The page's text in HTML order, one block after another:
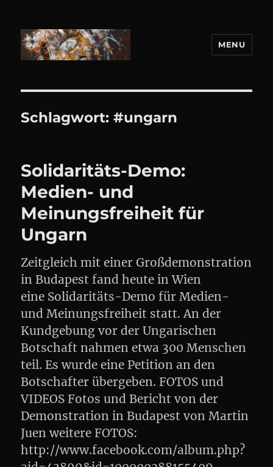
MENU
Schlagwort:#ungarn
Solidaritäts-Demo:
Medien- und
Meinungsfreiheit für
Ungarn
Zeitgleich mit einer Großdemonstration
in Budapest fand heute in Wien
eine Solidaritäts-Demo für Medien-
und Meinungsfreiheit statt. An der
Kundgebung vor der Ungarischen
Botschaft nahmen etwa 300 Menschen
teil. Es wurde eine Petition an den
Botschafter übergeben. FOTOS und
VIDEOS Fotos und Bericht von der
Demonstration in Budapest von Martin
Juen weitere FOTOS:
http://www.facebook.com/album.php?